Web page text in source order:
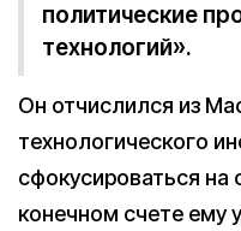
политические
технологий».
Он отчислился из
технологического
сфокусироваться на
конечном счете ему